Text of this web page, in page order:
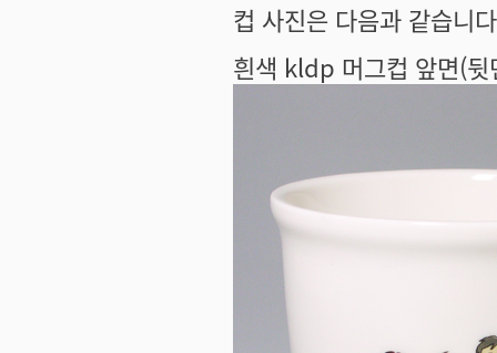
컵 사진은 다음과 같습니
흰색 kldp 머그컵 앞면(뒷